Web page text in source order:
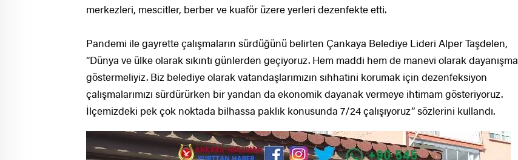
merkezleri, mescitler, berber ve kuaför üzere yerleri dezenfekte etti.
Pandemi ile gayrette çalışmaların sürdüğünü belirten Çankaya Belediye Lideri Alper Taşdelen,
“Dünya ve ülke olarak sıkıntı günlerden geçiyoruz. Hem maddi hem de manevi olarak dayanışma
göstermeliyiz. Biz belediye olarak vatandaşlarımızın sıhhatini korumak için dezenfeksiyon
çalışmalarımızı sürdürürken bir yandan da ekonomik dayanak vermeye ihtimam gösteriyoruz.
İlçemizdeki pek çok noktada bilhassa paklık konusunda 7/24 çalışıyoruz” sözlerini kullandı.